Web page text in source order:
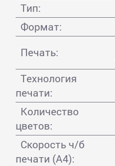
Тип:
Формат:
Печать:
Технология
печати:
Количество
цветов:
Скорость ч/б
печати (А4):